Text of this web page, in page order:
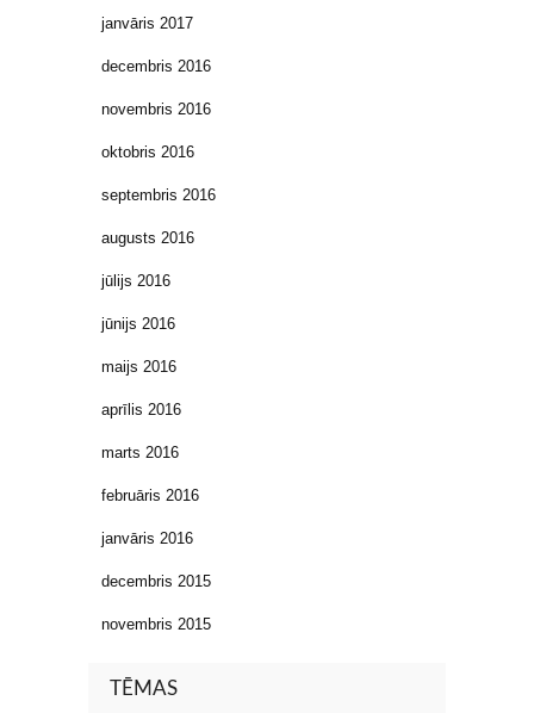
janvāris 2017
decembris 2016
novembris 2016
oktobris 2016
septembris 2016
augusts 2016
jūlijs 2016
jūnijs 2016
maijs 2016
aprīlis 2016
marts 2016
februāris 2016
janvāris 2016
decembris 2015
novembris 2015
TĒMAS